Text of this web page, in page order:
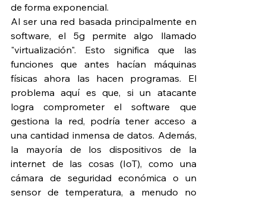
de forma exponencial.
Al ser una red basada principalmente en
software, el 5g permite algo llamado
"virtualización". Esto significa que las
funciones que antes hacían máquinas
físicas ahora las hacen programas. El
problema aquí es que, si un atacante
logra comprometer el software que
gestiona la red, podría tener acceso a
una cantidad inmensa de datos. Además,
la mayoría de los dispositivos de la
internet de las cosas (IoT), como una
cámara de seguridad económica o un
sensor de temperatura, a menudo no